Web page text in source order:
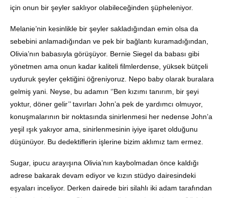
için onun bir şeyler saklıyor olabileceğinden şüpheleniyor.
Melanie’nin kesinlikle bir şeyler sakladığından emin olsa da
sebebini anlamadığından ve pek bir bağlantı kuramadığından,
Olivia’nın babasıyla görüşüyor. Bernie Siegel da babası gibi
yönetmen ama onun kadar kaliteli filmlerdense, yüksek bütçeli
uyduruk şeyler çektiğini öğreniyoruz. Nepo baby olarak buralara
gelmiş yani. Neyse, bu adamın ‘’Ben kızımı tanırım, bir şeyi
yoktur, döner gelir’’ tavırları John’a pek de yardımcı olmuyor,
konuşmalarının bir noktasında sinirlenmesi her nedense John’a
yeşil ışık yakıyor ama, sinirlenmesinin iyiye işaret olduğunu
düşünüyor. Bu dedektiflerin işlerine bizim aklımız tam ermez.
Sugar, ipucu arayışına Olivia’nın kaybolmadan önce kaldığı
adrese bakarak devam ediyor ve kızın stüdyo dairesindeki
eşyaları inceliyor. Derken dairede biri silahlı iki adam tarafından